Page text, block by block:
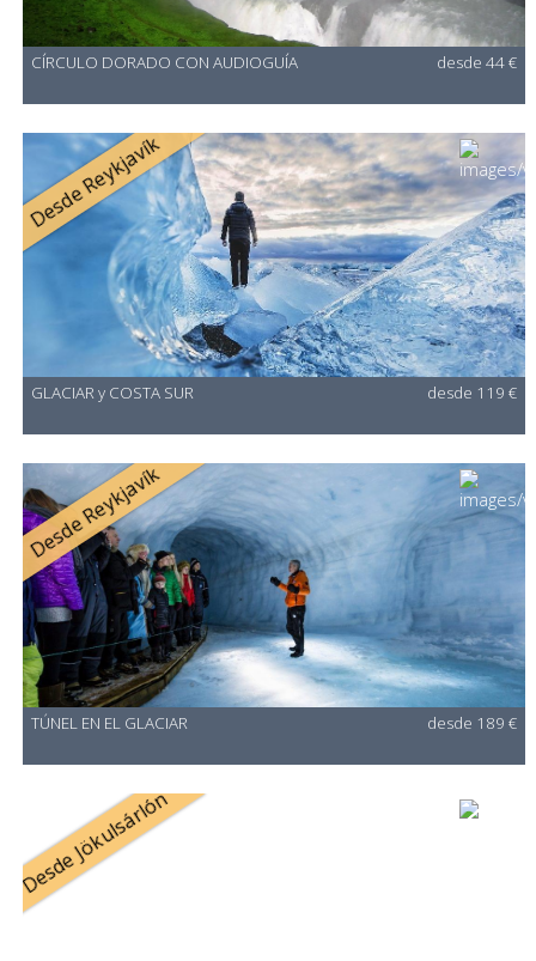
CÍRCULO DORADO CON AUDIOGUÍA desde 44 €
Desde Reykjavík
GLACIAR y COSTA SUR desde 119 €
Desde Reykjavík
TÚNEL EN EL GLACIAR desde 189 €
Desde Jökulsárlón